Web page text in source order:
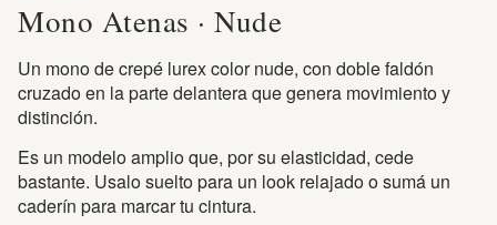
Mono Atenas · Nude
Un mono de crepé lurex color nude, con doble faldón
cruzado en la parte delantera que genera movimiento y
distinción.
Es un modelo amplio que, por su elasticidad, cede
bastante. Usalo suelto para un look relajado o sumá un
caderín para marcar tu cintura.